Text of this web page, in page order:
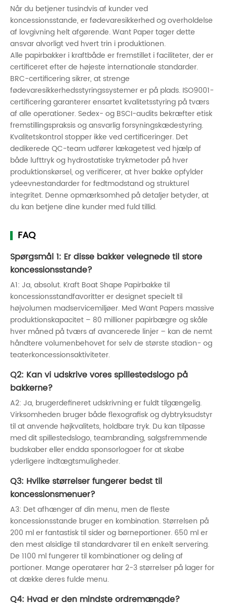
Når du betjener tusindvis af kunder ved
koncessionsstande, er fødevaresikkerhed og overholdelse
af lovgivning helt afgørende. Want Paper tager dette
ansvar alvorligt ved hvert trin i produktionen.
Alle papirbakker i kraftbåde er fremstillet i faciliteter, der er
certificeret efter de højeste internationale standarder.
BRC-certificering sikrer, at strenge
fødevaresikkerhedsstyringssystemer er på plads. ISO9001-
certificering garanterer ensartet kvalitetsstyring på tværs
af alle operationer. Sedex- og BSCI-audits bekræfter etisk
fremstillingspraksis og ansvarlig forsyningskædestyring.
Kvalitetskontrol stopper ikke ved certificeringer. Det
dedikerede QC-team udfører lækagetest ved hjælp af
både lufttryk og hydrostatiske trykmetoder på hver
produktionskørsel, og verificerer, at hver bakke opfylder
ydeevnestandarder for fedtmodstand og strukturel
integritet. Denne opmærksomhed på detaljer betyder, at
du kan betjene dine kunder med fuld tillid.
FAQ
Spørgsmål 1: Er disse bakker velegnede til store
koncessionsstande?
A1: Ja, absolut. Kraft Boat Shape Papirbakke til
koncessionsstandfavoritter er designet specielt til
højvolumen madservicemiljøer. Med Want Papers massive
produktionskapacitet – 80 millioner papirbægre og skåle
hver måned på tværs af avancerede linjer – kan de nemt
håndtere volumenbehovet for selv de største stadion- og
teaterkoncessionsaktiviteter.
Q2: Kan vi udskrive vores spillestedslogo på
bakkerne?
A2: Ja, brugerdefineret udskrivning er fuldt tilgængelig.
Virksomheden bruger både flexografisk og dybtryksudstyr
til at anvende højkvalitets, holdbare tryk. Du kan tilpasse
med dit spillestedslogo, teambranding, salgsfremmende
budskaber eller endda sponsorlogoer for at skabe
yderligere indtægtsmuligheder.
Q3: Hvilke størrelser fungerer bedst til
koncessionsmenuer?
A3: Det afhænger af din menu, men de fleste
koncessionsstande bruger en kombination. Størrelsen på
200 ml er fantastisk til sider og børneportioner. 650 ml er
den mest alsidige til standardvarer til en enkelt servering.
De 1100 ml fungerer til kombinationer og deling af
portioner. Mange operatører har 2-3 størrelser på lager for
at dække deres fulde menu.
Q4: Hvad er den mindste ordremængde?